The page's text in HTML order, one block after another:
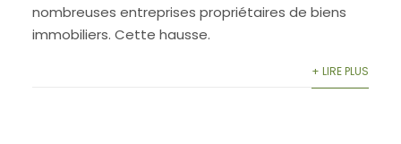
nombreuses entreprises propriétaires de biens
immobiliers. Cette hausse.
+ LIRE PLUS